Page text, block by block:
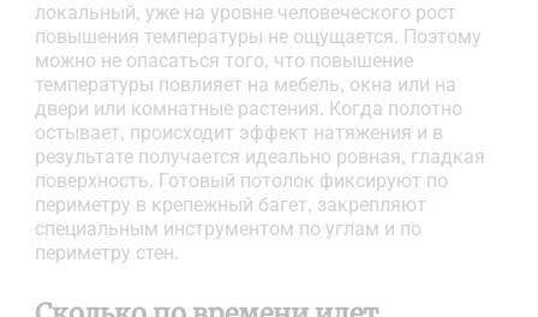
локальный, уже на уровне человеческого рост
повышения температуры не ощущается. Поэтому
можно не опасаться того, что повышение
температуры повлияет на мебель, окна или на
двери или комнатные растения. Когда полотно
остывает, происходит эффект натяжения и в
результате получается идеально ровная, гладкая
поверхность. Готовый потолок фиксируют по
периметру в крепежный багет, закрепляют
специальным инструментом по углам и по
периметру стен.